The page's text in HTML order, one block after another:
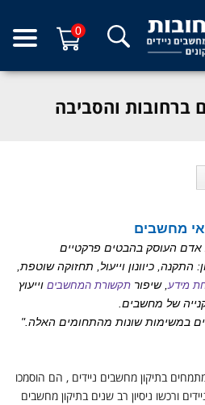
0
ברחובות והסביבה
מחשבים
אדם העוסק בהבטים פרקטיים
התקנה, כיוונון וייעול, תחזוקה שוטפת,
מידע , שיפור תקשורת המחשבים וייעוץ
של מחשבים.
במשימות שונות מהתחומים האלה."
בתיקון מחשבים ניידים , הם הוסמכו
ורכשו ניסיון רב שנים בתיקון מחשבים